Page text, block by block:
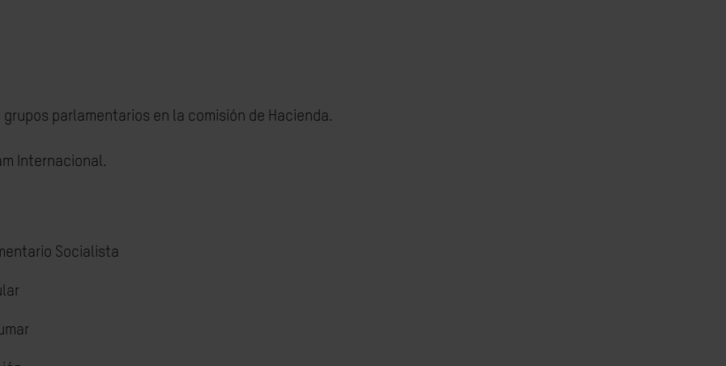
parlamentarios en la comisión de Hacienda.
Internacional.
Socialista